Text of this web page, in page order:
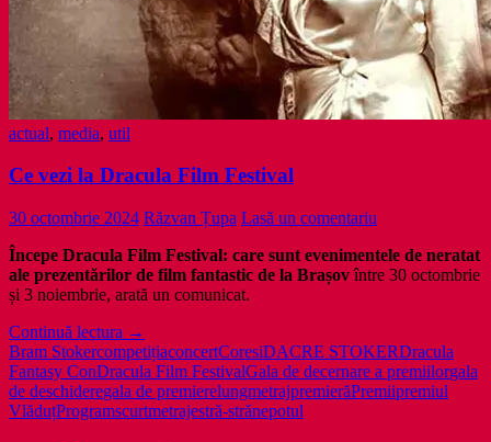
actual, media, util
Ce vezi la Dracula Film Festival
30 octombrie 2024 Răzvan Țupa Lasă un comentariu
Începe Dracula Film Festival: care sunt evenimentele de neratat
ale prezentărilor de film fantastic de la Brașovîntre 30 octombrie
și 3 noiembrie, arată un comunicat.
Continuă lectura Ce
vezi
la
Dracula
Film
→
Bram StokercompetițiaconcertCoresiDACRE STOKERDracula
Fantasy ConDracula Film FestivalGala de decernare a premiilorgala
de deschideregala de premierelungmetrajpremierăPremiipremiul
VlăduțProgramscurtmetrajestră-strănepotul